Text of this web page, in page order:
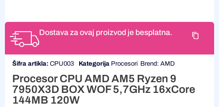
Dostava za ovaj proizvod je besplatna.
Šifra artikla: CPU003 Kategorija Procesori Brend: AMD
Procesor CPU AMD AM5 Ryzen 9
7950X3D BOX WOF 5,7GHz 16xCore
144MB 120W